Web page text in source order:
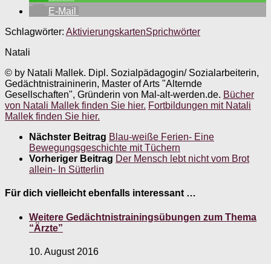
E-Mail
Schlagwörter: AktivierungskartenSprichwörter
Natali
© by Natali Mallek. Dipl. Sozialpädagogin/ Sozialarbeiterin,
Gedächtnistraininerin, Master of Arts "Alternde
Gesellschaften", Gründerin von Mal-alt-werden.de. Bücher
von Natali Mallek finden Sie hier. Fortbildungen mit Natali
Mallek finden Sie hier.
Nächster Beitrag Blau-weiße Ferien- Eine
Bewegungsgeschichte mit Tüchern
Vorheriger Beitrag Der Mensch lebt nicht vom Brot
allein- In Sütterlin
Für dich vielleicht ebenfalls interessant …
Weitere Gedächtnistrainingsübungen zum Thema
“Ärzte”
10. August 2016